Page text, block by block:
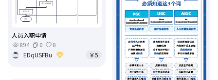
人员入职申请
894
0
0
EDqUSFBu
￥5